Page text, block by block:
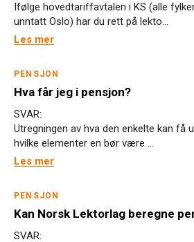
Ifølge hovedtariffavtalen i KS (alle
unntatt Oslo) har du rett på lekto...
Les mer
PENSJON
Hva får jeg i pensjon?
SVAR:
Utregningen av hva den enkelte kan få
hvilke elementer en bør være ...
Les mer
PENSJON
Kan Norsk Lektorlag beregne
SVAR: